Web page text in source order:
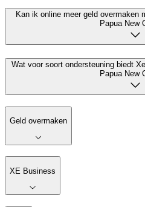
Kan ik online meer geld overmaken
Papua New
Wat voor soort ondersteuning biedt
Papua New
Geld overmaken
XE Business